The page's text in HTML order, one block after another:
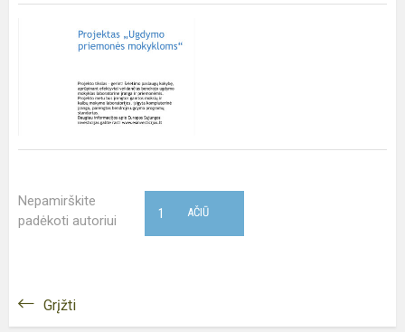
Nepamirškite
padėkoti autoriui
AČIŪ
1
Grįžti